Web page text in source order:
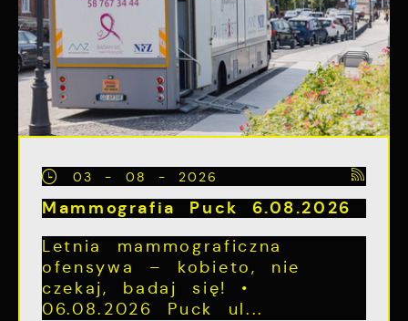
03 - 08 - 2026
Mammografia Puck 6.08.2026
Letnia mammograficzna
ofensywa – kobieto, nie
czekaj, badaj się! •
06.08.2026 Puck ul...